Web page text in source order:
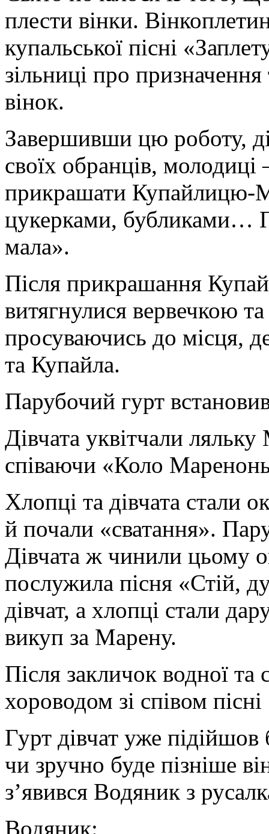
плести вінки.
купальської пісні
зільниці про
вінок.
Завершивши цю роботу,
своїх обранців,
прикрашати Купайлицю-
цукерками, бубликами…
мала».
Після прикрашання
витягнулися вервечкою
просуваючись до місця,
та Купайла.
Парубочий гурт
Дівчата уквітчали
співаючи «Коло
Хлопці та дівчата стали
й почали «сватання».
Дівчата ж чинили цьому
послужила пісня «Стій,
дівчат, а хлопці стали
викуп за Марену.
Після закличок водної
хороводом зі співом
Гурт дівчат уже
чи зручно буде пізніше
з’явився Водяник з
Водяник: